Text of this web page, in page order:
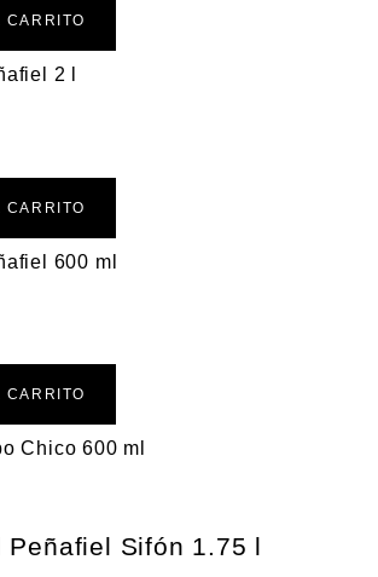
CARRITO
2 l
CARRITO
600 ml
CARRITO
Chico 600 ml
Peñafiel Sifón 1.75 l